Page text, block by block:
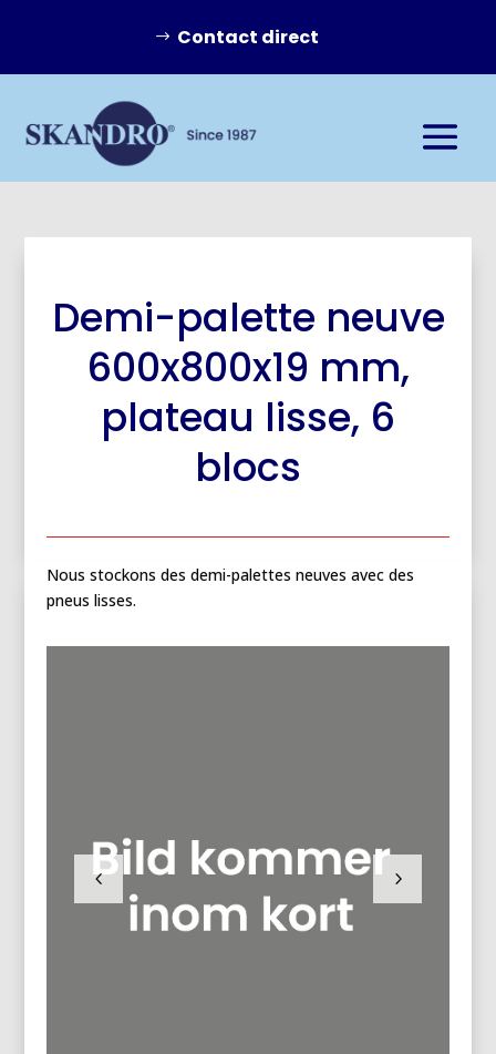
Contact direct
Demi-palette neuve
600x800x19 mm,
plateau lisse, 6
blocs
Nous stockons des demi-palettes neuves avec des
pneus lisses.